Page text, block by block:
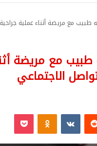
طبيب مع مريضة أثناء عملية
طبيب مع مريضة
الاجتماعي
Odnoklassniki
‫Pocket